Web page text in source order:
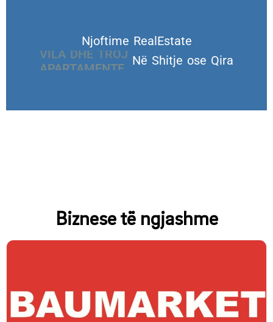
Njoftime RealEstate
VILA DHE TROJE
Biznese të ngjashme